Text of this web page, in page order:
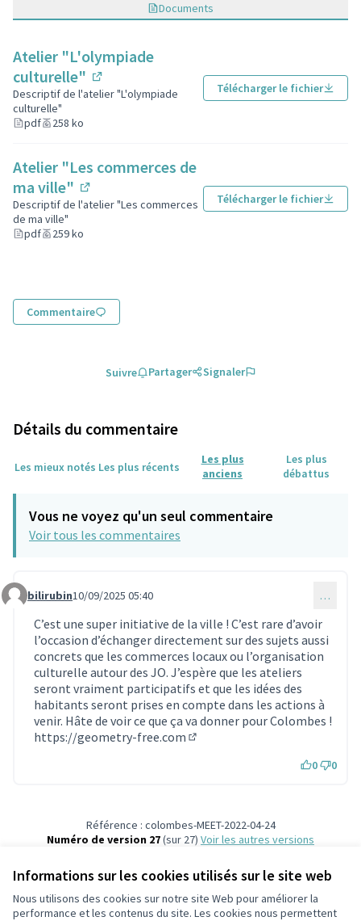
Informations sur les cookies utilisés sur le site web
Nous utilisons des cookies sur notre site Web pour améliorer la
performance et les contenus du site. Les cookies nous permettent
Documents
Atelier "L'olympiade
culturelle"
(Lien externe)
Descriptif de l'atelier "L'olympiade
culturelle"
pdf
258 ko
Télécharger le fichier
Atelier "Les commerces de
ma ville"
(Lien externe)
Descriptif de l'atelier "Les commerces
de ma ville"
pdf
259 ko
Télécharger le fichier
Commentaire
Suivre Partager Signaler
Détails du commentaire
Les mieux notés Les plus récents
Les plus
anciens
Les plus
débattus
Vous ne voyez qu'un seul commentaire
Voir tous les commentaires
Commentaire 1866 (réponse au commentaire 1847)
bilirubin10/09/2025 05:40 …
C’est une super initiative de la ville ! C’est rare d’avoir
l’occasion d’échanger directement sur des sujets aussi
concrets que les commerces locaux ou l’organisation
culturelle autour des JO. J’espère que les ateliers
seront vraiment participatifs et que les idées des
habitants seront prises en compte dans les actions à
venir. Hâte de voir ce que ça va donner pour Colombes !
https://geometry-free.com
0 0
Référence : colombes-MEET-2022-04-24
Numéro de version 27(sur 27)
voir les autres versions
Conditions d'utilisation
Paramètres des cookies